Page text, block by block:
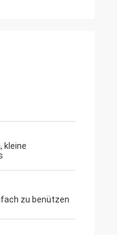
kleine
zu benützen